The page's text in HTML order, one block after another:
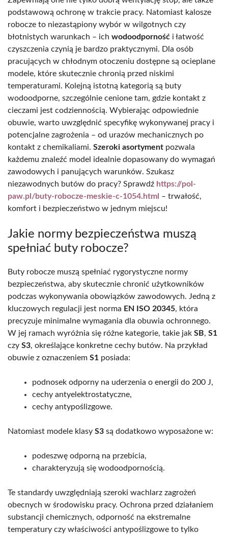
podstawową ochronę w trakcie pracy. Natomiast kalosze
robocze to niezastąpiony wybór w wilgotnych czy
błotnistych warunkach – ich wodoodporność i łatwość
czyszczenia czynią je bardzo praktycznymi. Dla osób
pracujących w chłodnym otoczeniu dostępne są ocieplane
modele, które skutecznie chronią przed niskimi
temperaturami. Kolejną istotną kategorią są buty
wodoodporne, szczególnie cenione tam, gdzie kontakt z
cieczami jest codziennością. Wybierając odpowiednie
obuwie, warto uwzględnić specyfikę wykonywanej pracy i
potencjalne zagrożenia – od urazów mechanicznych po
kontakt z chemikaliami. Szeroki asortyment pozwala
każdemu znaleźć model idealnie dopasowany do wymagań
zawodowych i panujących warunków. Szukasz
niezawodnych butów do pracy? Sprawdź https://pol-
paw.pl/buty-robocze-meskie-c-1054.html – trwałość,
komfort i bezpieczeństwo w jednym miejscu!
Jakie normy bezpieczeństwa muszą
spełniać buty robocze?
Buty robocze muszą spełniać rygorystyczne normy
bezpieczeństwa, aby skutecznie chronić użytkowników
podczas wykonywania obowiązków zawodowych. Jedną z
kluczowych regulacji jest norma EN ISO 20345, która
precyzuje minimalne wymagania dla obuwia ochronnego.
W jej ramach wyróżnia się różne kategorie, takie jak SB, S1
czy S3, określające konkretne cechy butów. Na przykład
obuwie z oznaczeniem S1 posiada:
podnosek odporny na uderzenia o energii do 200 J,
cechy antyelektrostatyczne,
cechy antypoślizgowe.
Natomiast modele klasy S3 są dodatkowo wyposażone w:
podeszwę odporną na przebicia,
charakteryzują się wodoodpornością.
Te standardy uwzględniają szeroki wachlarz zagrożeń
obecnych w środowisku pracy. Ochrona przed działaniem
substancji chemicznych, odporność na ekstremalne
temperatury czy właściwości antypoślizgowe to tylko